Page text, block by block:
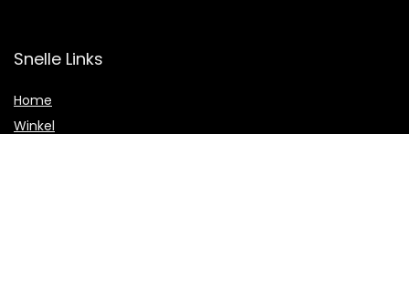
Snelle Links
Home
Winkel